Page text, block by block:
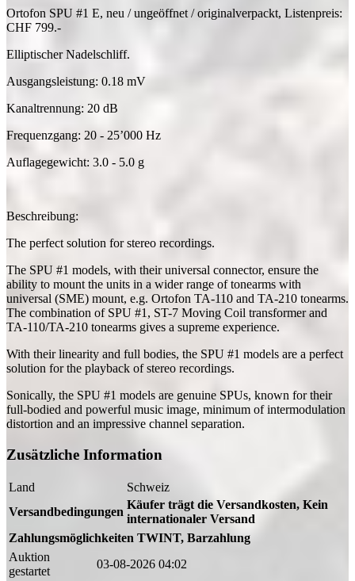
Ortofon SPU #1 E, neu / ungeöffnet / originalverpackt, Listenpreis:
CHF 799.-
Elliptischer Nadelschliff.
Ausgangsleistung: 0.18 mV
Kanaltrennung: 20 dB
Frequenzgang: 20 - 25’000 Hz
Auflagegewicht: 3.0 - 5.0 g
Beschreibung:
The perfect solution for stereo recordings.
The SPU #1 models, with their universal connector, ensure the
ability to mount the units in a wider range of tonearms with
universal (SME) mount, e.g. Ortofon TA-110 and TA-210 tonearms.
The combination of SPU #1, ST-7 Moving Coil transformer and
TA-110/TA-210 tonearms gives a supreme experience.
With their linearity and full bodies, the SPU #1 models are a perfect
solution for the playback of stereo recordings.
Sonically, the SPU #1 models are genuine SPUs, known for their
full-bodied and powerful music image, minimum of intermodulation
distortion and an impressive channel separation.
Zusätzliche Information
Land
Schweiz
Versandbedingungen
Käufer trägt die Versandkosten, Kein
internationaler Versand
Zahlungsmöglichkeiten TWINT, Barzahlung
Auktion
gestartet
03-08-2026 04:02